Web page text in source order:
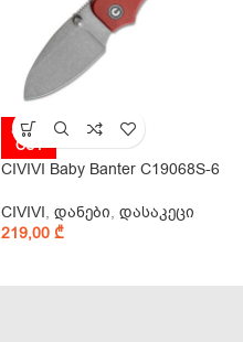
SOLD
OUT
CIVIVI Baby Banter C19068S-6
CIVIVI, დანები, დასაკეცი
219,00 ₾